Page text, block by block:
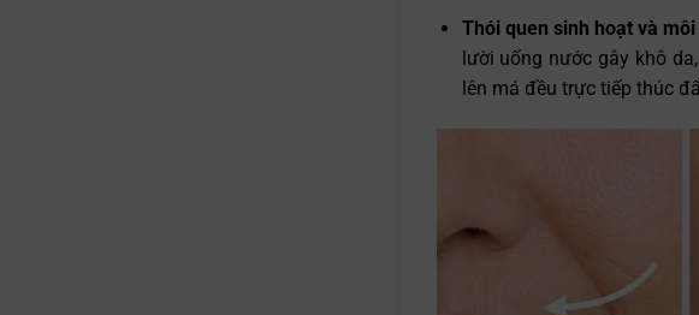
Thói quen sinh hoạt và
lười uống nước gây khô
lên má đều trực tiếp thúc